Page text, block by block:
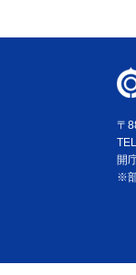
〒
開
※